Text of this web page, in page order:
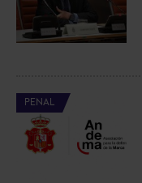
PENAL